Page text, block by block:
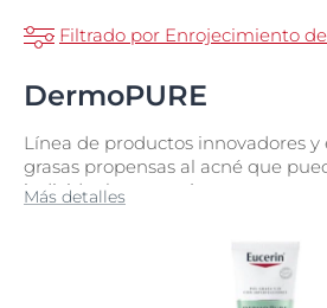
Filtrado por Enrojecimiento
DermoPURE
Línea de productos innovadores y
grasas propensas al acné que
individualmente o junto a un
Más detalles